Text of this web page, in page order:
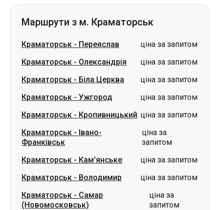
Маршрути з м. Краматорськ
Краматорськ - Переяслав
ціна за запитом
Краматорськ - Олександрія
ціна за запитом
Краматорськ - Біла Церква
ціна за запитом
Краматорськ - Ужгород
ціна за запитом
Краматорськ - Кропивницький ціна за запитом
Краматорськ - Івано-
Франківськ
ціна за
запитом
Краматорськ - Кам'янське
ціна за запитом
Краматорськ - Володимир
ціна за запитом
Краматорськ - Самар
(Новомосковськ)
ціна за
запитом